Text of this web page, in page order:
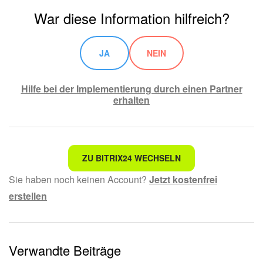
War diese Information hilfreich?
JA NEIN
Hilfe bei der Implementierung durch einen Partner
erhalten
Nicht das, wonach ich suche.
Kompliziert und unverständlich formuliert.
Mir gefällt nicht, wie das Tool funktioniert.
ZU BITRIX24 WECHSELN
Sie haben noch keinen Account? Jetzt kostenfrei
erstellen
Verwandte Beiträge